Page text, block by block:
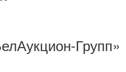
Групп»